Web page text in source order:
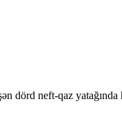
neft-qaz yatağında